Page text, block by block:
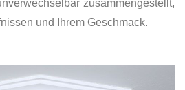
zusammengestellt,
und Ihrem Geschmack.